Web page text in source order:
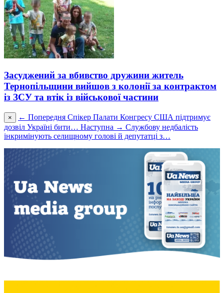
Засуджений за вбивство дружини житель
Тернопільщини вийшов з колонії за контрактом
із ЗСУ та втік із військової частини
× ← Попередня Спікер Палати Конгресу США підтримує
дозвіл Україні бити… Наступна → Службову недбалість
інкримінують селищному голові й депутатці з…